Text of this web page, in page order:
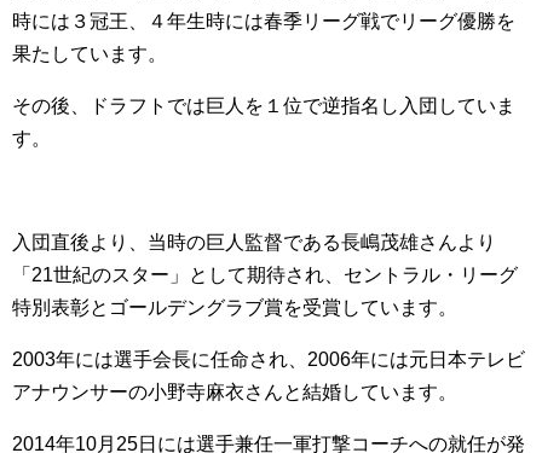
時には３冠王、４年生時には春季リーグ戦でリーグ優勝を
果たしています。
その後、ドラフトでは巨人を１位で逆指名し入団していま
す。
入団直後より、当時の巨人監督である長嶋茂雄さんより
「21世紀のスター」として期待され、セントラル・リーグ
特別表彰とゴールデングラブ賞を受賞しています。
2003年には選手会長に任命され、2006年には元日本テレビ
アナウンサーの小野寺麻衣さんと結婚しています。
2014年10月25日には選手兼任一軍打撃コーチへの就任が発